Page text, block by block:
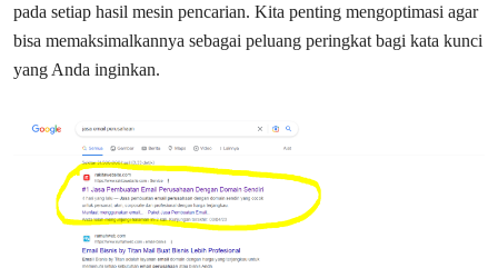
pada setiap hasil mesin pencarian. Kita penting mengoptimasi agar
bisa memaksimalkannya sebagai peluang peringkat bagi kata kunci
yang Anda inginkan.